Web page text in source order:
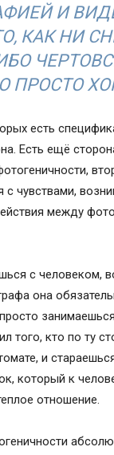
И
КАК НИ
ПРОСТО
есть
Есть ещё
с чувствами,
между
с человеком,
она
того, кто по ту
и
который к
отношение.